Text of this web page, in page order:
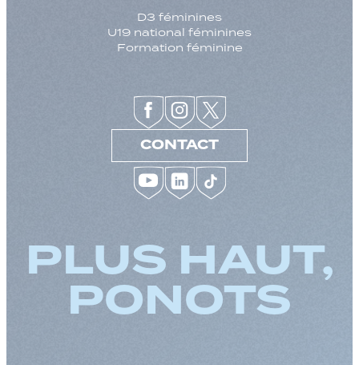
D3 féminines
U19 national féminines
Formation féminine
CONTACT
PLUS HAUT,
PONOTS